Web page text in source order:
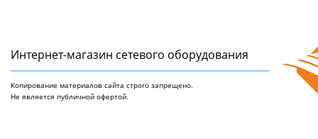
Интернет-магазин сетeвого оборудования
Копирование материалов сайта строго запрещено.
Не является публичной офертой.